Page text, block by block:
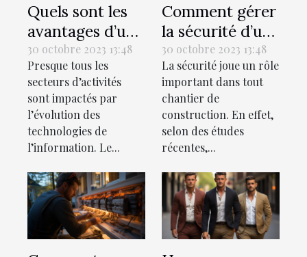
Quels sont les
avantages d’un
recrutement en
ligne ?
30 octobre 2023 13:48
Presque tous les
secteurs d’activités
sont impactés par
l’évolution des
technologies de
l’information. Le...
Comment gérer
la sécurité d’un
chantier de
construction ?
30 octobre 2023 13:48
La sécurité joue un rôle
important dans tout
chantier de
construction. En effet,
selon des études
récentes,...